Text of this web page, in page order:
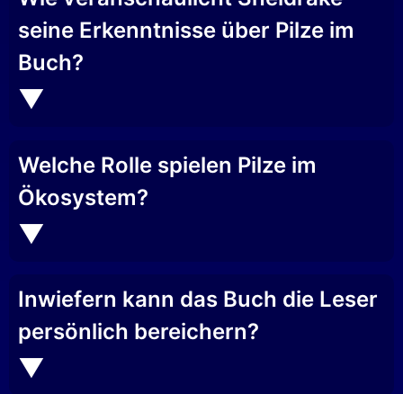
seine Erkenntnisse über Pilze im
Buch?
Welche Rolle spielen Pilze im
Ökosystem?
Inwiefern kann das Buch die Leser
persönlich bereichern?